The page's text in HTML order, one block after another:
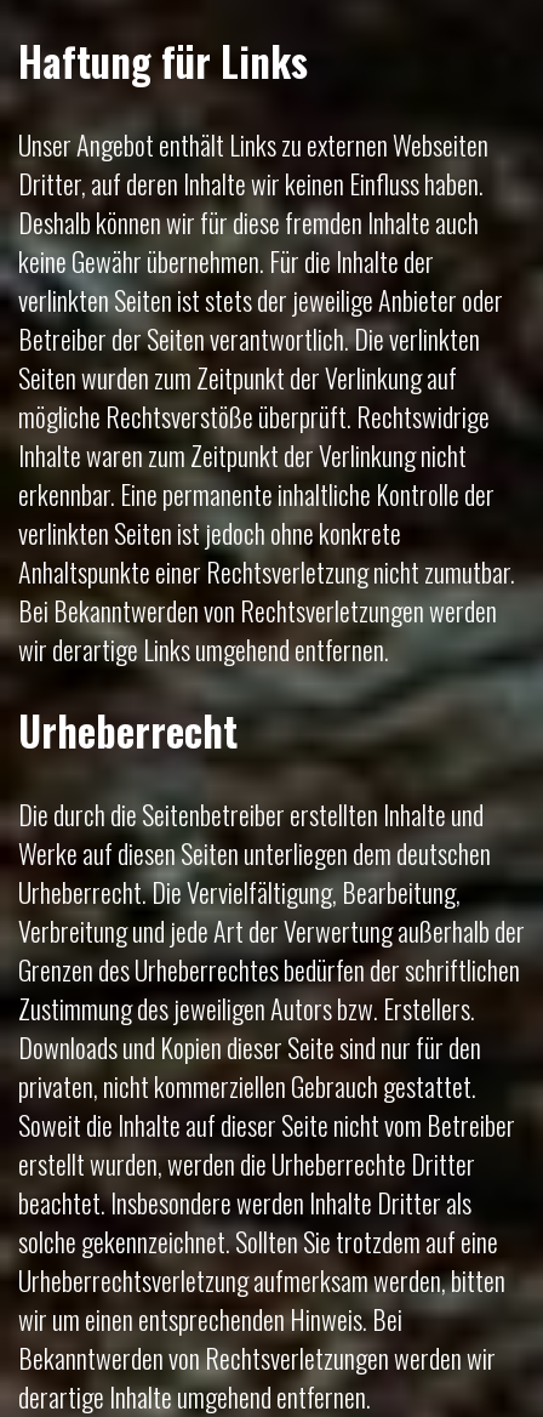
Haftung für Links
Unser Angebot enthält Links zu externen Webseiten
Dritter, auf deren Inhalte wir keinen Einfluss haben.
Deshalb können wir für diese fremden Inhalte auch
keine Gewähr übernehmen. Für die Inhalte der
verlinkten Seiten ist stets der jeweilige Anbieter oder
Betreiber der Seiten verantwortlich. Die verlinkten
Seiten wurden zum Zeitpunkt der Verlinkung auf
mögliche Rechtsverstöße überprüft. Rechtswidrige
Inhalte waren zum Zeitpunkt der Verlinkung nicht
erkennbar. Eine permanente inhaltliche Kontrolle der
verlinkten Seiten ist jedoch ohne konkrete
Anhaltspunkte einer Rechtsverletzung nicht zumutbar.
Bei Bekanntwerden von Rechtsverletzungen werden
wir derartige Links umgehend entfernen.
Urheberrecht
Die durch die Seitenbetreiber erstellten Inhalte und
Werke auf diesen Seiten unterliegen dem deutschen
Urheberrecht. Die Vervielfältigung, Bearbeitung,
Verbreitung und jede Art der Verwertung außerhalb der
Grenzen des Urheberrechtes bedürfen der schriftlichen
Zustimmung des jeweiligen Autors bzw. Erstellers.
Downloads und Kopien dieser Seite sind nur für den
privaten, nicht kommerziellen Gebrauch gestattet.
Soweit die Inhalte auf dieser Seite nicht vom Betreiber
erstellt wurden, werden die Urheberrechte Dritter
beachtet. Insbesondere werden Inhalte Dritter als
solche gekennzeichnet. Sollten Sie trotzdem auf eine
Urheberrechtsverletzung aufmerksam werden, bitten
wir um einen entsprechenden Hinweis. Bei
Bekanntwerden von Rechtsverletzungen werden wir
derartige Inhalte umgehend entfernen.